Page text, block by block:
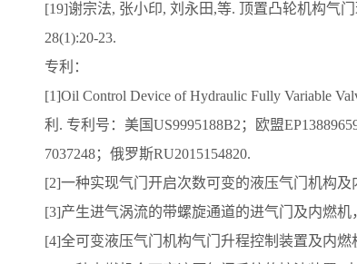
[19]谢宗法, 张小印, 刘永田,等. 顶置凸轮机构气
28(1):20-23.
专利：
[1]Oil Control Device of Hydraulic Fully Variable
利. 专利号：美国US9995188B2；欧盟
7037248；俄罗斯RU2015154820.
[2]一种实现气门开启次数可变的液压气门机构及
[3]产生进气涡流的带螺旋通道的进气门及内燃机
[4]全可变液压气门机构气门升程控制装置及内燃